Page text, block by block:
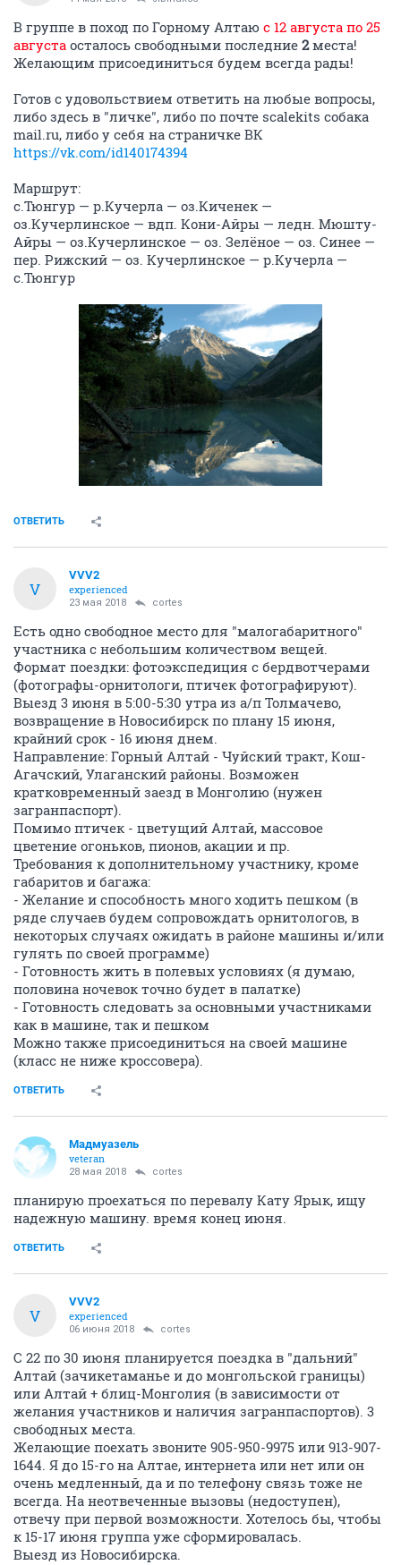
В группе в поход по Горному Алтаю с 12 августа по 25
августа осталось свободными последние 2места!
Желающим присоединиться будем всегда рады!
Готов c удовольствием ответить на любые вопросы,
либо здесь в "личке", либо по почте scalekits собака
mail.ru, либо у себя на страничке ВК
https://vk.com/id140174394
Маршрут:
с.Тюнгур — р.Кучерла — оз.Киченек —
оз.Кучерлинское — вдп. Кони-Айры — ледн. Мюшту-
Айры — оз.Кучерлинское — оз. Зелёное — оз. Синее —
пер. Рижский — оз. Кучерлинское — р.Кучерла —
с.Тюнгур
ОТВЕТИТЬ
V
VVV2
experienced
23 мая 2018 cortes
Есть одно свободное место для "малогабаритного"
участника с небольшим количеством вещей.
Формат поездки: фотоэкспедиция с бердвотчерами
(фотографы-орнитологи, птичек фотографируют).
Выезд 3 июня в 5:00-5:30 утра из а/п Толмачево,
возвращение в Новосибирск по плану 15 июня,
крайний срок - 16 июня днем.
Направление: Горный Алтай - Чуйский тракт, Кош-
Агачский, Улаганский районы. Возможен
кратковременный заезд в Монголию (нужен
загранпаспорт).
Помимо птичек - цветущий Алтай, массовое
цветение огоньков, пионов, акации и пр.
Требования к дополнительному участнику, кроме
габаритов и багажа:
- Желание и способность много ходить пешком (в
ряде случаев будем сопровождать орнитологов, в
некоторых случаях ожидать в районе машины и/или
гулять по своей программе)
- Готовность жить в полевых условиях (я думаю,
половина ночевок точно будет в палатке)
- Готовность следовать за основными участниками
как в машине, так и пешком
Можно также присоединиться на своей машине
(класс не ниже кроссовера).
ОТВЕТИТЬ
Мадмуазель
veteran
28 мая 2018 cortes
планирую проехаться по перевалу Кату Ярык, ищу
надежную машину. время конец июня.
ОТВЕТИТЬ
V
VVV2
experienced
06 июня 2018 cortes
С 22 по 30 июня планируется поездка в "дальний"
Алтай (зачикетаманье и до монгольской границы)
или Алтай + блиц-Монголия (в зависимости от
желания участников и наличия загранпаспортов). 3
свободных места.
Желающие поехать звоните 905-950-9975 или 913-907-
1644. Я до 15-го на Алтае, интернета или нет или он
очень медленный, да и по телефону связь тоже не
всегда. На неотвеченные вызовы (недоступен),
отвечу при первой возможности. Хотелось бы, чтобы
к 15-17 июня группа уже сформировалась.
Выезд из Новосибирска.